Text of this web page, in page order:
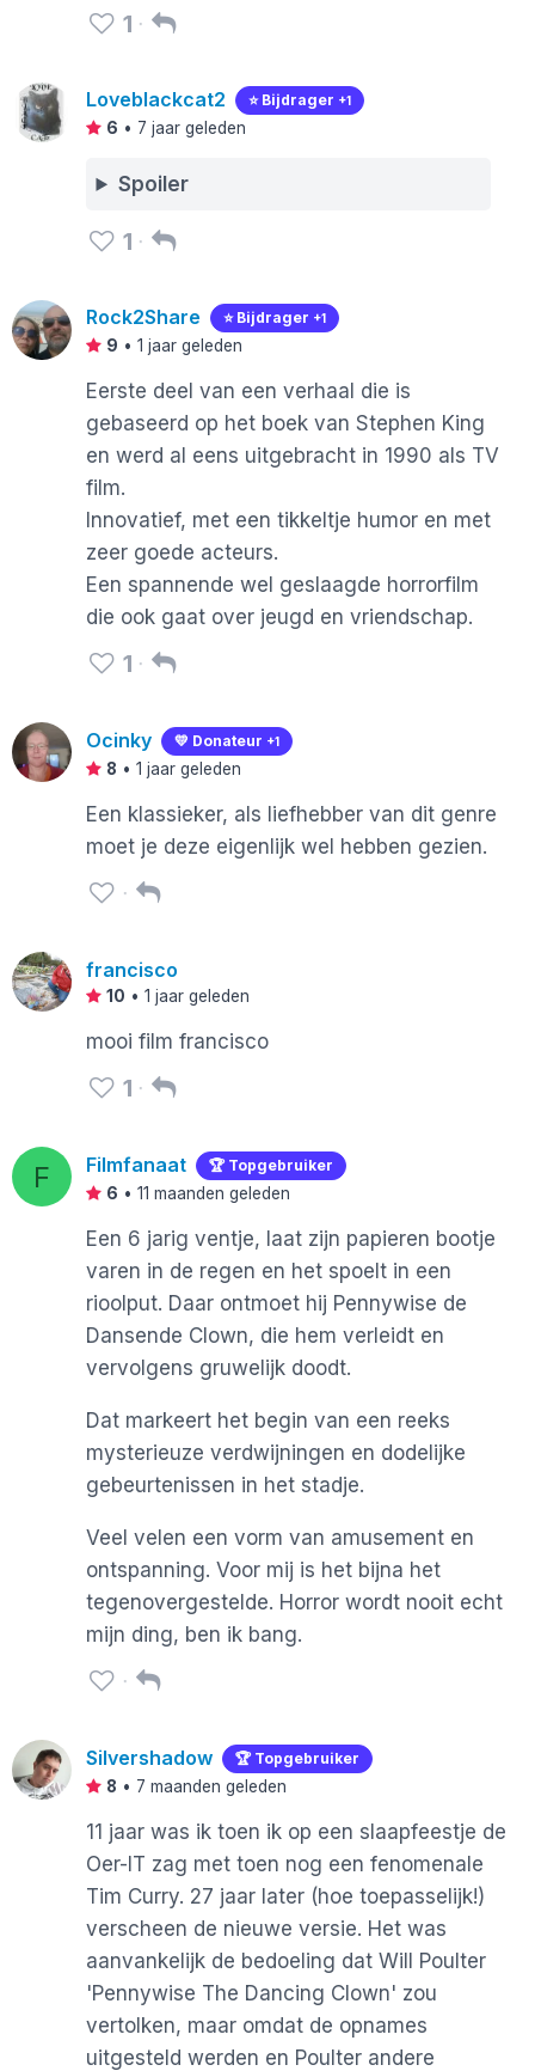
1
Loveblackcat2 ⭐️ Bijdrager +1
6 • 7 jaar geleden
Spoiler
1
Rock2Share ⭐️ Bijdrager +1
9 • 1 jaar geleden
Eerste deel van een verhaal die is
gebaseerd op het boek van Stephen King
en werd al eens uitgebracht in 1990 als TV
film.
Innovatief, met een tikkeltje humor en met
zeer goede acteurs.
Een spannende wel geslaagde horrorfilm
die ook gaat over jeugd en vriendschap.
1
Ocinky 💛 Donateur +1
8 • 1 jaar geleden
Een klassieker, als liefhebber van dit genre
moet je deze eigenlijk wel hebben gezien.
francisco
10 • 1 jaar geleden
mooi film francisco
1
F Filmfanaat 🏆 Topgebruiker
6 • 11 maanden geleden
Een 6 jarig ventje, laat zijn papieren bootje
varen in de regen en het spoelt in een
rioolput. Daar ontmoet hij Pennywise de
Dansende Clown, die hem verleidt en
vervolgens gruwelijk doodt.
Dat markeert het begin van een reeks
mysterieuze verdwijningen en dodelijke
gebeurtenissen in het stadje.
Veel velen een vorm van amusement en
ontspanning. Voor mij is het bijna het
tegenovergestelde. Horror wordt nooit echt
mijn ding, ben ik bang.
Silvershadow 🏆 Topgebruiker
8 • 7 maanden geleden
11 jaar was ik toen ik op een slaapfeestje de
Oer-IT zag met toen nog een fenomenale
Tim Curry. 27 jaar later (hoe toepasselijk!)
verscheen de nieuwe versie. Het was
aanvankelijk de bedoeling dat Will Poulter
'Pennywise The Dancing Clown' zou
vertolken, maar omdat de opnames
uitgesteld werden en Poulter andere